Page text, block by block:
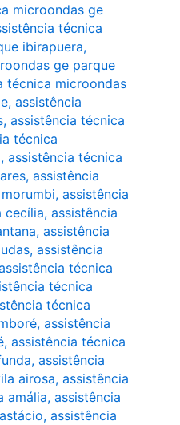
microondas ge
técnica
ibirapuera,
ge parque
técnica microondas
, assistência
, assistência técnica
técnica
, assistência técnica
, assistência
, assistência
cecília, assistência
, assistência
, assistência
técnica
técnica
técnica
, assistência
, assistência técnica
, assistência
airosa, assistência
amália, assistência
, assistência